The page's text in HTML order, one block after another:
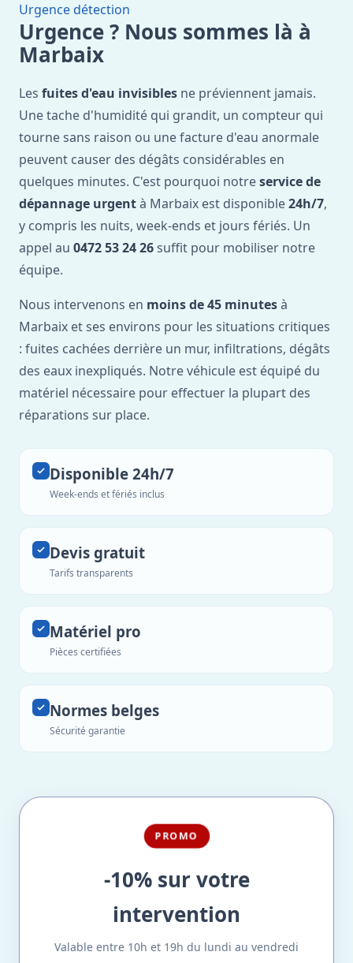
Urgence détection
Urgence ? Nous sommes là à
Marbaix
Les fuites d'eau invisibles ne préviennent jamais.
Une tache d'humidité qui grandit, un compteur qui
tourne sans raison ou une facture d'eau anormale
peuvent causer des dégâts considérables en
quelques minutes. C'est pourquoi notreservice de
dépannage urgentà Marbaix est disponible24h/7,
y compris les nuits, week-ends et jours fériés. Un
appel au 0472 53 24 26 suffit pour mobiliser notre
équipe.
Nous intervenons en moins de 45 minutesà
Marbaix et ses environs pour les situations critiques
: fuites cachées derrière un mur, infiltrations, dégâts
des eaux inexpliqués. Notre véhicule est équipé du
matériel nécessaire pour effectuer la plupart des
réparations sur place.
Disponible 24h/7
Week-ends et fériés inclus
Devis gratuit
Tarifs transparents
Matériel pro
Pièces certifiées
Normes belges
Sécurité garantie
PROMO
-10% sur votre
intervention
Valable entre 10h et 19h du lundi au vendredi